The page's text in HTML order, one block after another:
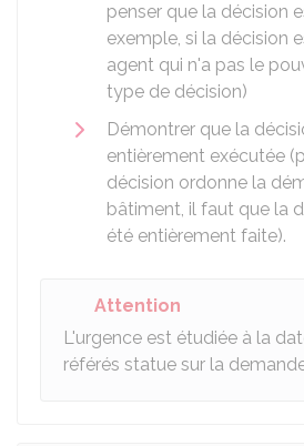
penser que la décision
exemple, si la décision
agent qui n'a pas le
type de décision)
Démontrer que la
entièrement exécutée
décision ordonne la
bâtiment, il faut que la
été entièrement faite).
Attention
L'urgence est étudiée à la
référés statue sur la